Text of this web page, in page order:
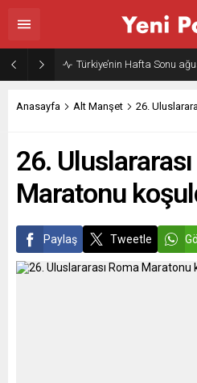
Gazze’nin geleceği:
Anasayfa Alt Manşet 26.
26.
Maratonu
Paylaş Tweetle